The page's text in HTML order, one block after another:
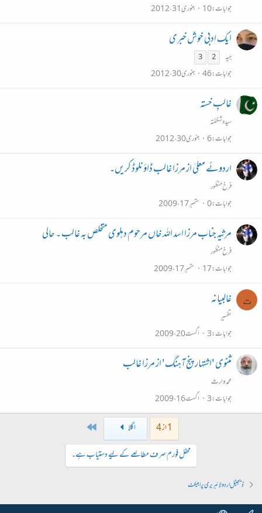
جوابات 10 جنوری 31، 2012
ایک ادبی خوش خبری
جیہ 2
3
جوابات 46 جنوری 30، 2012
غالبِ خستہ
سیدہ شگفتہ
جوابات 6 جنوری 30، 2012
اردوئے معلیٰ از مرزا غالب ڈاؤنلوڈ کریں۔
فرخ منظور
جوابات 0 ستمبر 17، 2009
مرثیہ جناب مرزا اسد اللہ خاں مرحوم دہلوی متخلص بہ غالب ۔ حالی
فرخ منظور
جوابات 17 ستمبر 17، 2009
ت غالبیانہ
تفسیر
جوابات 3 اگست 20، 2009
مثنوی 'اشتہار پنج آہنگ' از مرزا غالب
محمد وارث
جوابات 3 اگست 16، 2009
1 از 4 اگلا
محفل فورم صرف مطالعے کے لیے دستیاب ہے۔
ڈیجیٹل اردو لائبریری پراجیکٹ